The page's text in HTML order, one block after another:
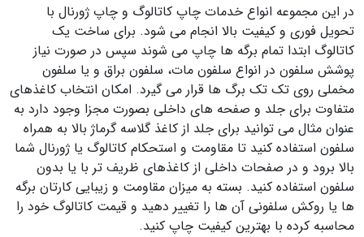
در این مجموعه انواع خدمات چاپ کاتالوگ و چاپ ژورنال با
تحویل فوری و کیفیت بالا انجام می شود. برای ساخت یک
کاتالوگ ابتدا تمام برگه ها چاپ می شوند سپس در صورت نیاز
پوشش سلفون در انواع سلفون مات، سلفون براق و یا سلفون
مخملی روی تک تک برگ ها قرار می گیرد. امکان انتخاب کاغذهای
متفاوت برای جلد و صفحه های داخلی بصورت مجزا وجود دارد به
عنوان مثال می توانید برای جلد از کاغذ گلاسه گرماژ بالا به همراه
سلفون استفاده کنید تا مقاومت و استحکام کاتالوگ یا ژورنال شما
بالا برود و در صفحات داخلی از کاغذهای ظریف تر با یا بدون
سلفون استفاده کنید. بسته به میزان مقاومت و زیبایی کارتان برگه
ها یا روکش سلفونی آن ها را تغییر دهید و قیمت کاتالوگ خود را
محاسبه کرده با بهترین کیفیت چاپ کنید.